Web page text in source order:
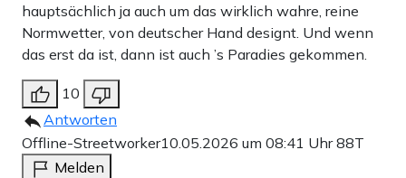
hauptsächlich ja auch um das wirklich wahre, reine
Normwetter, von deutscher Hand designt. Und wenn
das erst da ist, dann ist auch ’s Paradies gekommen.
10
Antworten
Offline-Streetworker10.05.2026 um 08:41 Uhr88T
Melden